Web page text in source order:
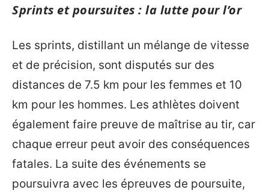
Sprints et poursuites : la lutte pour l’or
Les sprints, distillant un mélange de vitesse
et de précision, sont disputés sur des
distances de 7.5 km pour les femmes et 10
km pour les hommes. Les athlètes doivent
également faire preuve de maîtrise au tir, car
chaque erreur peut avoir des conséquences
fatales. La suite des événements se
poursuivra avec les épreuves de poursuite,